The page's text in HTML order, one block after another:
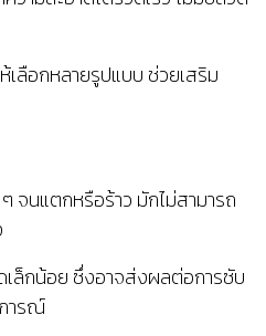
ลือกหลายรูปแบบ ช่วยเสริม
จนแตกหรือร้าว มักไม่สามารถ
ล็กน้อย ซึ่งอาจส่งผลต่อการซับ
ารณ์